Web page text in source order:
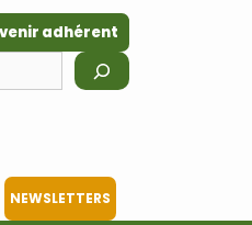
adhérent
NEWSLETTERS